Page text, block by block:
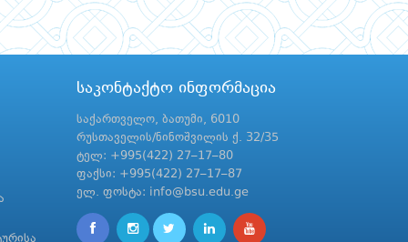
საკონტაქტო ინფორმაცია
საქართველო, ბათუმი, 6010
რუსთაველის/ნინოშვილის ქ. 32/35
ტელ: +995(422) 27–17–80
ფაქსი: +995(422) 27–17–87
ელ. ფოსტა: info@bsu.edu.ge